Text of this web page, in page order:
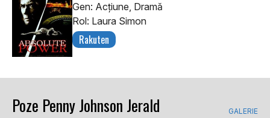
Gen: Acţiune, Dramă
Rol: Laura Simon
Rakuten
Poze Penny Johnson Jerald GALERIE